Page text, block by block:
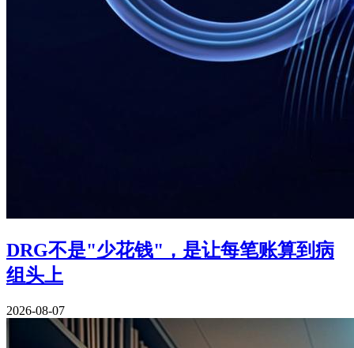
DRG不是"少花钱"，是让每笔账算到病
组头上
2026-08-07